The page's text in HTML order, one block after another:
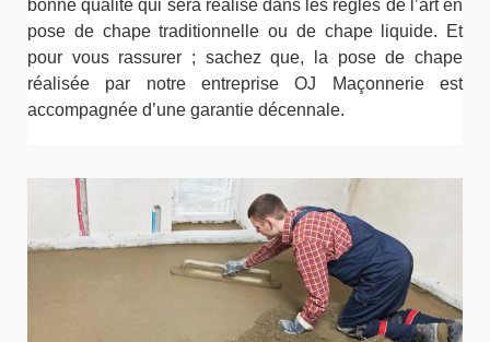
bonne qualité qui sera réalisé dans les règles de l’art en
pose de chape traditionnelle ou de chape liquide. Et
pour vous rassurer ; sachez que, la pose de chape
réalisée par notre entreprise OJ Maçonnerie est
accompagnée d’une garantie décennale.